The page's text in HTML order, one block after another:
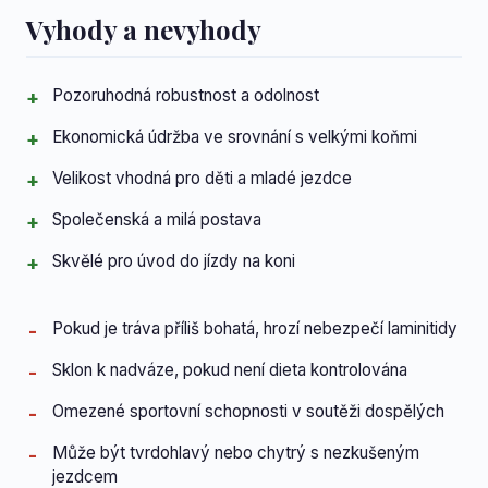
Vyhody a nevyhody
Pozoruhodná robustnost a odolnost
Ekonomická údržba ve srovnání s velkými koňmi
Velikost vhodná pro děti a mladé jezdce
Společenská a milá postava
Skvělé pro úvod do jízdy na koni
Pokud je tráva příliš bohatá, hrozí nebezpečí laminitidy
Sklon k nadváze, pokud není dieta kontrolována
Omezené sportovní schopnosti v soutěži dospělých
Může být tvrdohlavý nebo chytrý s nezkušeným
jezdcem